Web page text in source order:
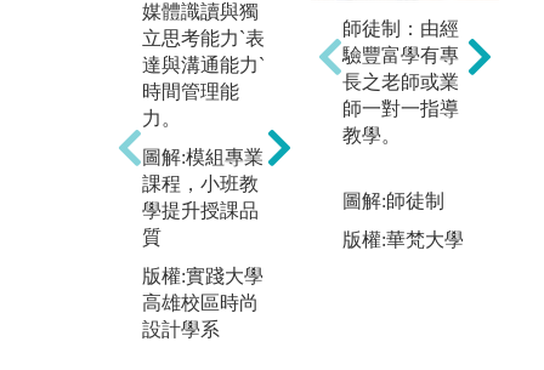
媒體識讀與獨
立思考能力`表
達與溝通能力`
時間管理能
力。
圖解:模組專業
課程，小班教
學提升授課品
質
版權:實踐大學
高雄校區時尚
設計學系
【共同專業必
1. 創意原理-開
啟設計思維之
師徒制：由經
驗豐富學有專
長之老師或業
師一對一指導
教學。
圖解:師徒制
版權:華梵大學